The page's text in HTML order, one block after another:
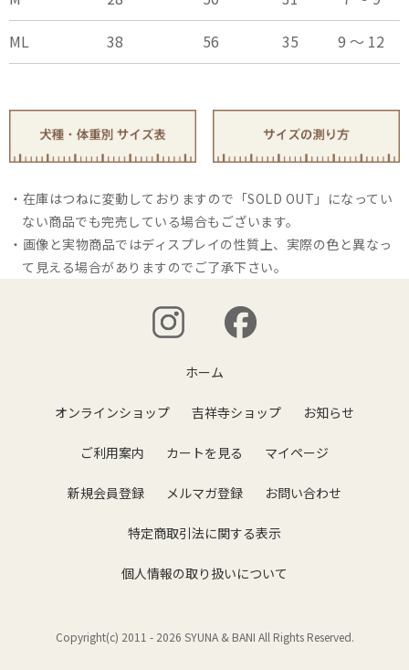
ML
38 56 35 9 ～ 12
在庫はつねに変動しておりますので「SOLD OUT」になってい
ない商品でも完売している場合もございます。
画像と実物商品ではディスプレイの性質上、実際の色と異なっ
て見える場合がありますのでご了承下さい。
ホーム
オンラインショップ 吉祥寺ショップ お知らせ
ご利用案内 カートを見る マイページ
新規会員登録 メルマガ登録 お問い合わせ
特定商取引法に関する表示
個人情報の取り扱いについて
Copyright(c) 2011 - 2026 SYUNA & BANI All Rights Reserved.